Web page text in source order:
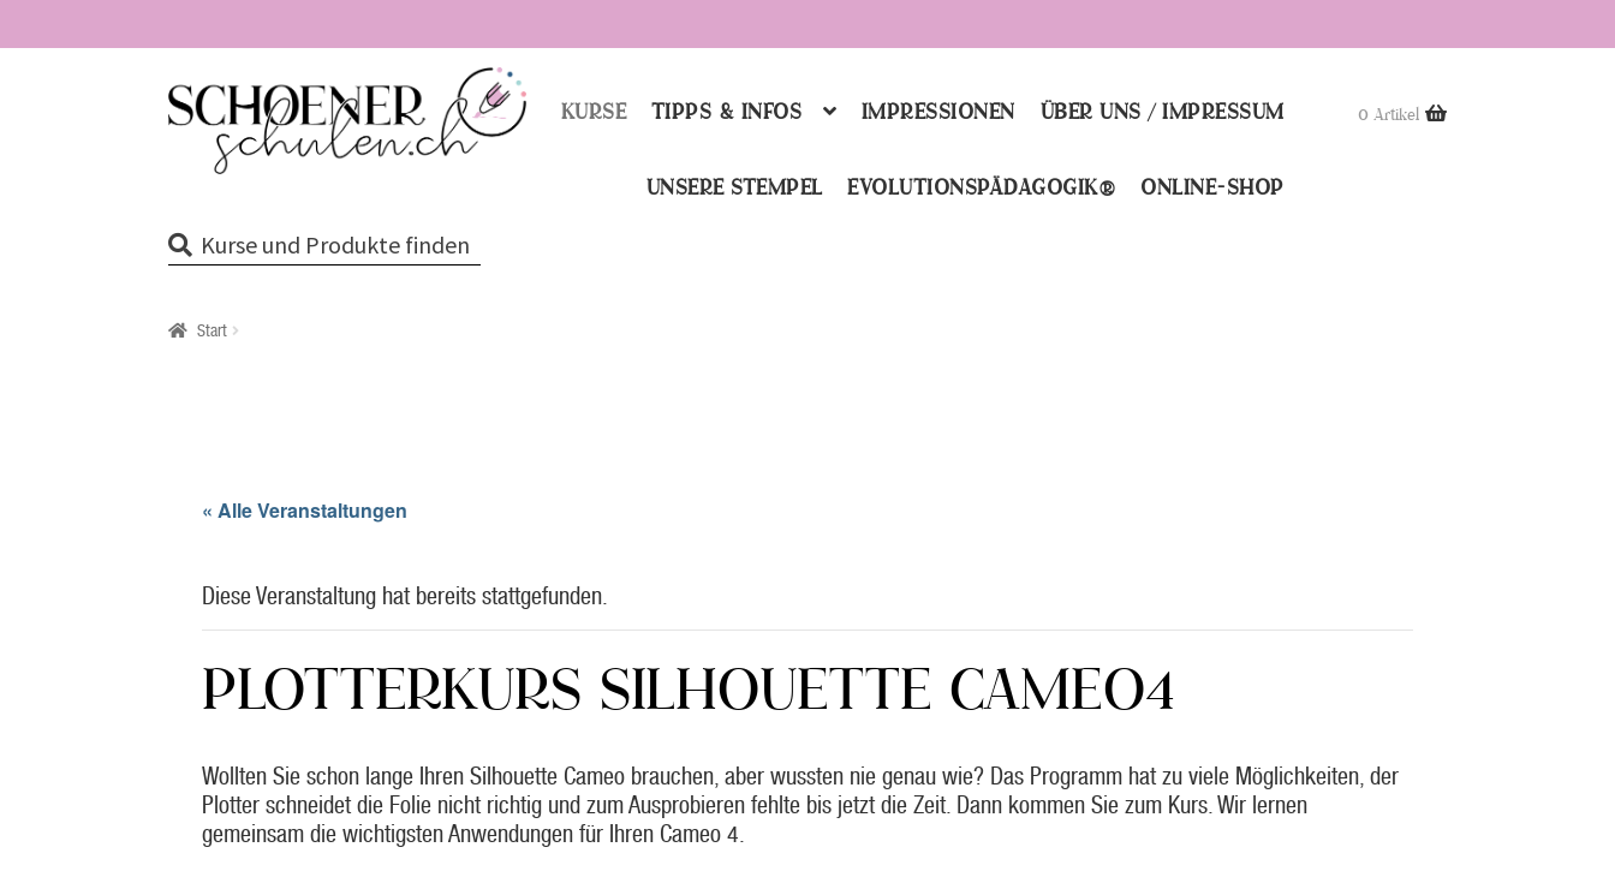
Zur
Navigation
springen
Zum
Inhalt
springen
KURSE TIPPS & INFOS IMPRESSIONEN ÜBER UNS / IMPRESSUM
UNSERE STEMPEL EVOLUTIONSPÄDAGOGIK® ONLINE-SHOP
0 Artikel
Kurse und Produkte finden
Start
« Alle Veranstaltungen
Diese Veranstaltung hat bereits stattgefunden.
PLOTTERKURS SILHOUETTE CAMEO4
Wollten Sie schon lange Ihren Silhouette Cameo brauchen, aber wussten nie genau wie? Das Programm hat zu viele Möglichkeiten, der
Plotter schneidet die Folie nicht richtig und zum Ausprobieren fehlte bis jetzt die Zeit. Dann kommen Sie zum Kurs. Wir lernen
gemeinsam die wichtigsten Anwendungen für Ihren Cameo 4.